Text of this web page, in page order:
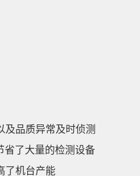
及品质异常及时侦测
省了大量的检测设备
了机台产能